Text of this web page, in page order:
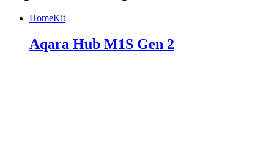
HomeKit
Aqara Hub M1S Gen 2